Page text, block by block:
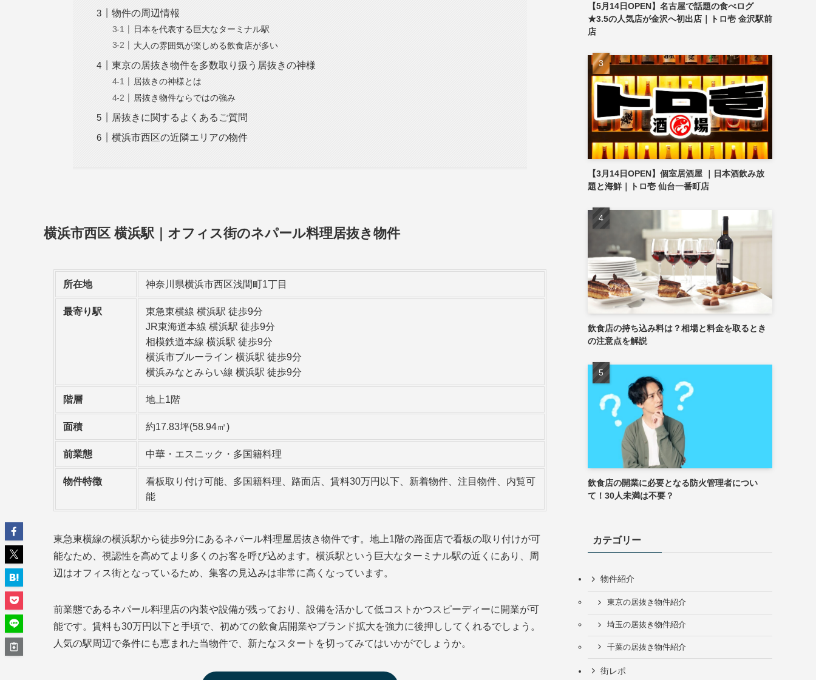
物件の周辺情報
日本を代表する巨大なターミナル駅
大人の雰囲気が楽しめる飲食店が多い
東京の居抜き物件を多数取り扱う居抜きの神様
居抜きの神様とは
居抜き物件ならではの強み
居抜きに関するよくあるご質問
横浜市西区の近隣エリアの物件
横浜市西区 横浜駅｜オフィス街のネパール料理居抜き物件
所在地 神奈川県横浜市西区浅間町1丁目
最寄り駅
東急東横線 横浜駅 徒歩9分
JR東海道本線 横浜駅 徒歩9分
相模鉄道本線 横浜駅 徒歩9分
横浜市ブルーライン 横浜駅 徒歩9分
横浜みなとみらい線 横浜駅 徒歩9分
階層 地上1階
面積 約17.83坪(58.94㎡)
前業態 中華・エスニック・多国籍料理
物件特徴
看板取り付け可能、多国籍料理、路面店、賃料30万円以下、新着物件、注目物件、内覧可
能
東急東横線の横浜駅から徒歩9分にあるネパール料理屋居抜き物件です。地上1階の路面店で看板の取り付けが可
能なため、視認性を高めてより多くのお客を呼び込めます。横浜駅という巨大なターミナル駅の近くにあり、周
辺はオフィス街となっているため、集客の見込みは非常に高くなっています。
前業態であるネパール料理店の内装や設備が残っており、設備を活かして低コストかつスピーディーに開業が可
能です。賃料も30万円以下と手頃で、初めての飲食店開業やブランド拡大を強力に後押ししてくれるでしょう。
人気の駅周辺で条件にも恵まれた当物件で、新たなスタートを切ってみてはいかがでしょうか。
【5月14日OPEN】名古屋で話題の食べログ
★3.5の人気店が金沢へ初出店｜トロ壱 金沢駅前
店
【3月14日OPEN】個室居酒屋 ｜日本酒飲み放
題と海鮮｜トロ壱 仙台一番町店
飲食店の持ち込み料は？相場と料金を取るとき
の注意点を解説
飲食店の開業に必要となる防火管理者につい
て！30人未満は不要？
カテゴリー
物件紹介
東京の居抜き物件紹介
埼玉の居抜き物件紹介
千葉の居抜き物件紹介
街レポ